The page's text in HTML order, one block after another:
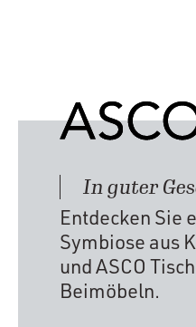
In guter
Entdecken Sie
Symbiose aus
und ASCO
Beimöbeln.